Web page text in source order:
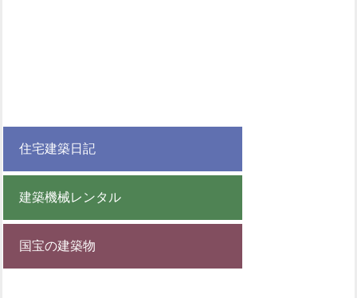
住宅建築日記
建築機械レンタル
国宝の建築物